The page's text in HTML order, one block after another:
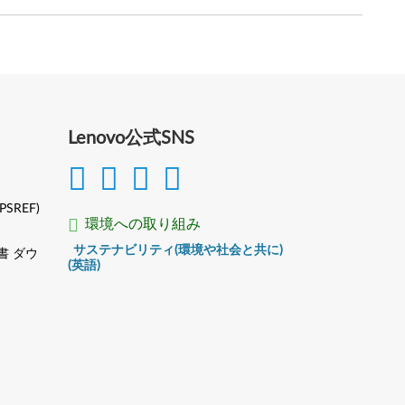
Lenovo公式SNS
環境への取り組み
サステナビリティ(環境や社会と共に)
(英語)
ダウ